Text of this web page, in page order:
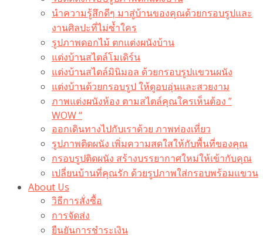
นำความรู้สึกดีๆ มาสู่บ้านของคุณด้วยกรอบรูปและ
งานศิลปะที่ไม่ซ้ำใคร
รูปภาพดอกไม้ ตกแต่งผนังบ้าน
แต่งบ้านสไตล์โมเดิร์น
แต่งบ้านสไตล์มินิมอล ด้วยกรอบรูปแขวนผนัง
แต่งบ้านด้วยกรอบรูป ให้ดูอบอุ่นและสวยงาม
ภาพแต่งผนังห้อง ตามสไตล์คุณใครเห็นต้อง ”
WOW “
ออกเดินทางไปกับเราด้วย ภาพท่องเที่ยว
รูปภาพติดผนัง เพิ่มความสดใสให้กับพื้นที่ของคุณ
กรอบรูปติดผนัง สร้างบรรยากาศใหม่ให้เข้ากับคุณ
เปลี่ยนบ้านที่คุณรัก ด้วยรูปภาพใส่กรอบพร้อมแขวน​
About Us
วิธีการสั่งซื้อ
การจัดส่ง
ยืนยันการชำระเงิน